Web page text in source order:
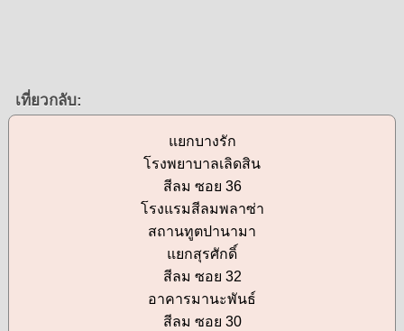
เที่ยวกลับ:
แยกบางรัก
โรงพยาบาลเลิดสิน
สีลม ซอย 36
โรงแรมสีลมพลาซ่า
สถานทูตปานามา
แยกสุรศักดิ์
สีลม ซอย 32
อาคารมานะพันธ์
สีลม ซอย 30